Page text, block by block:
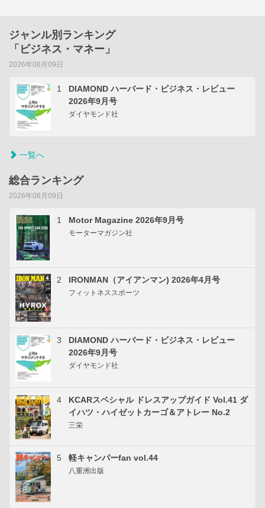
ジャンル別ランキング
「ビジネス・マネー」
2026年08月09日
1
DIAMOND ハーバード・ビジネス・レビュー
2026年9月号
ダイヤモンド社
一覧へ
総合ランキング
2026年08月09日
1 Motor Magazine 2026年9月号
モーターマガジン社
2 IRONMAN（アイアンマン) 2026年4月号
フィットネススポーツ
3
DIAMOND ハーバード・ビジネス・レビュー
2026年9月号
ダイヤモンド社
4
KCARスペシャル ドレスアップガイド Vol.41 ダ
イハツ・ハイゼットカーゴ＆アトレー No.2
三栄
5 軽キャンパーfan vol.44
八重洲出版